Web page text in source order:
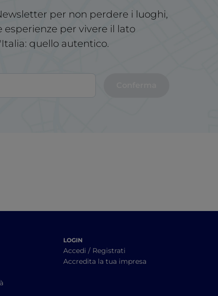
per non perdere i luoghi,
esperienze per vivere il lato
quello autentico.
LOGIN
Accedi / Registrati
Accredita la tua impresa